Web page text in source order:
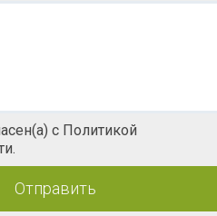
с Политикой
Отправить